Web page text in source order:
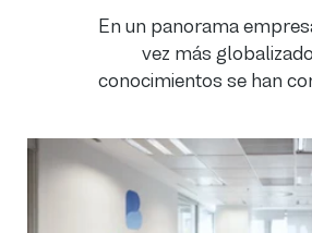
En un panorama
vez más
conocimientos se han